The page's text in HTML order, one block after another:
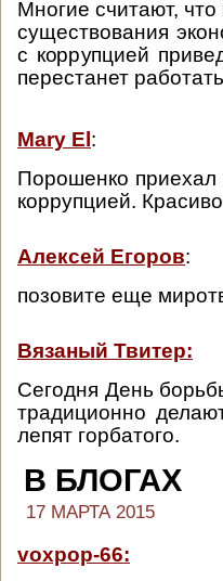
Многие считают,
существования
с коррупцией
перестанет
Mary El :
Порошенко
коррупцией. Красиво
Алексей Егоров:
позовите еще
Вязаный Твитер:
Сегодня День
традиционно
лепят горбатого.
В БЛОГАХ
17 МАРТА 2015
voxpop-66: